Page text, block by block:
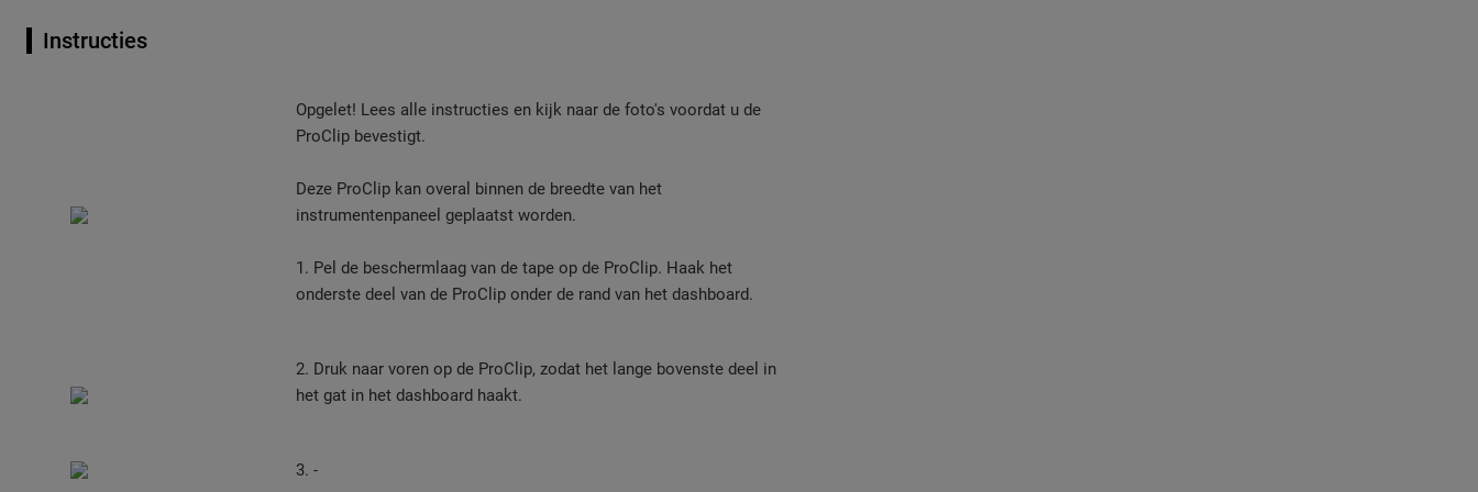
Instructies
Opgelet! Lees alle instructies en kijk naar de foto's voordat u de
ProClip bevestigt.
Deze ProClip kan overal binnen de breedte van het
instrumentenpaneel geplaatst worden.
1. Pel de beschermlaag van de tape op de ProClip. Haak het
onderste deel van de ProClip onder de rand van het dashboard.
2. Druk naar voren op de ProClip, zodat het lange bovenste deel in
het gat in het dashboard haakt.
3. -